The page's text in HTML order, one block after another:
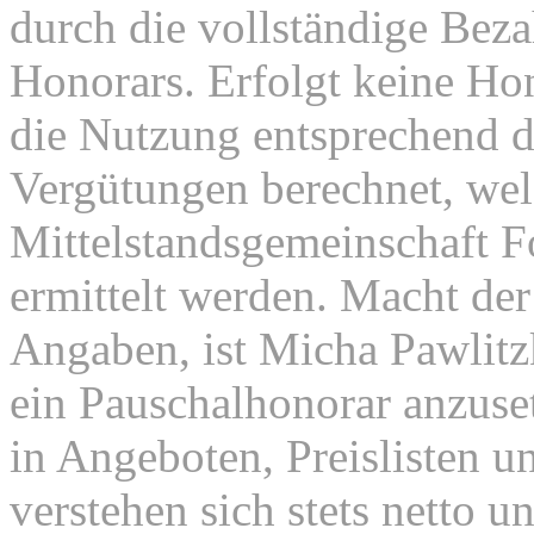
durch die vollständige
Honorars. Erfolgt keine
die Nutzung entsprechend
Vergütungen berechnet,
Mittelstandsgemeinschaft
ermittelt werden. Macht
Angaben, ist Micha
ein Pauschalhonorar
in Angeboten, Preislisten
verstehen sich stets netto